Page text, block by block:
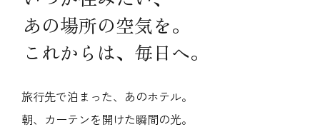
あの場所の空気を。
これからは、毎日へ。
旅行先で泊まった、あのホテル。
朝、カーテンを開けた瞬間の光。